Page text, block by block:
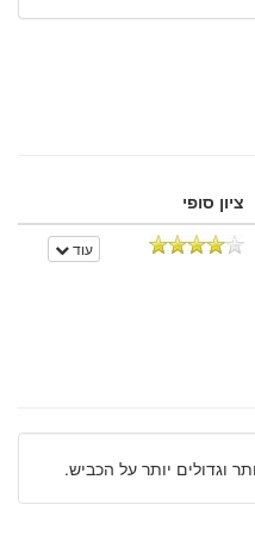
ציון סופי
עוד
וגדולים יותר על הכביש.